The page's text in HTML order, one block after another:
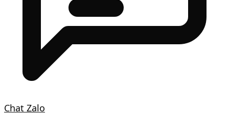
Chat Zalo